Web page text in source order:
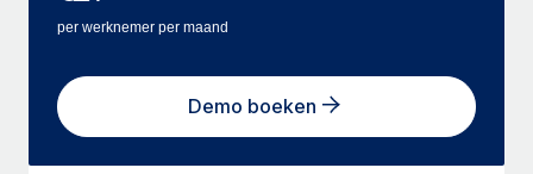
per werknemer per maand
Demo boeken